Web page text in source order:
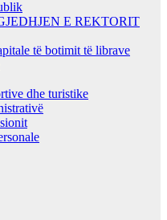
E REKTORIT
të botimit të librave
dhe turistike